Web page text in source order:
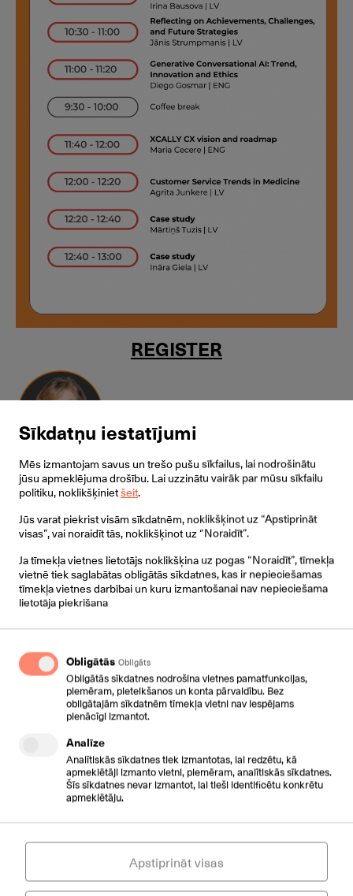
REGISTER
IRINA BAUSOVA
University of Latvia
MARIA CECERE
XCALLY
Riga Eastern Clinic University Hospital
JĀNIS STRUMPMANIS
CSC TELECOM
Sīkdatņu iestatījumi
Mēs izmantojam savus un trešo pušu sīkfailus, lai nodrošinātu
jūsu apmeklējuma drošību. Lai uzzinātu vairāk par mūsu sīkfailu
politiku, noklikšķinietšeit.
Jūs varat piekrist visām sīkdatnēm, noklikšķinot uz “Apstiprināt
visas”, vai noraidīt tās, noklikšķinot uz “Noraidīt”.
Ja tīmekļa vietnes lietotājs noklikšķina uz pogas “Noraidīt”, tīmekļa
vietnē tiek saglabātas obligātās sīkdatnes, kas ir nepieciešamas
tīmekļa vietnes darbībai un kuru izmantošanai nav nepieciešama
lietotāja piekrišana
Obligātās Obligāts
Obligātās sīkdatnes nodrošina vietnes pamatfunkcijas,
piemēram, pieteikšanos un konta pārvaldību. Bez
obligātajām sīkdatnēm tīmekļa vietni nav iespējams
pienācīgi izmantot.
Analīze
Analītiskās sīkdatnes tiek izmantotas, lai redzētu, kā
apmeklētāji izmanto vietni, piemēram, analītiskās sīkdatnes.
Šīs sīkdatnes nevar izmantot, lai tieši identificētu konkrētu
apmeklētāju.
Apstiprināt visas